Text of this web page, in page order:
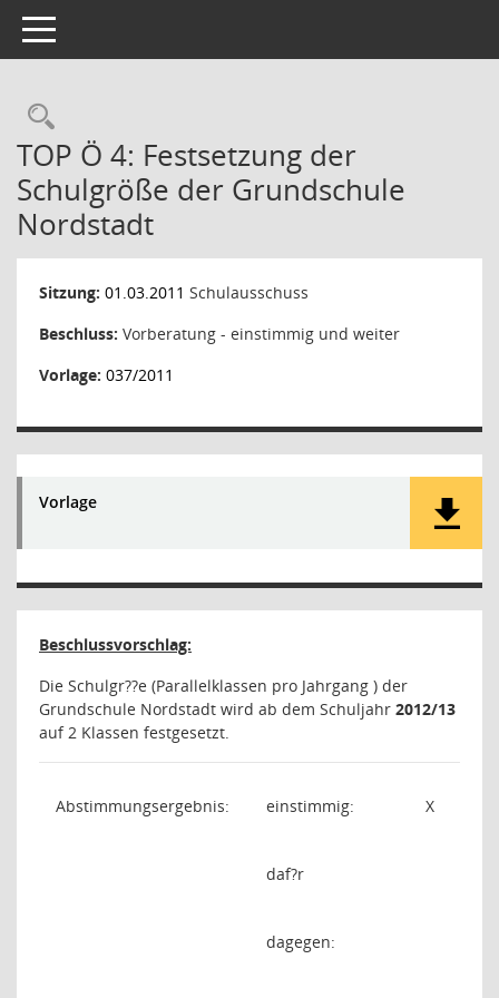
Toggle navigation
Rechercheauswahl
TOP Ö 4: Festsetzung der
Schulgröße der Grundschule
Nordstadt
Sitzung: 01.03.2011 Schulausschuss
Beschluss: Vorberatung - einstimmig und weiter
Vorlage: 037/2011
Vorlage
Beschlussvorschlag:
Die Schulgr??e (Parallelklassen pro Jahrgang ) der
Grundschule Nordstadt wird ab dem Schuljahr 2012/13
auf 2 Klassen festgesetzt.
Abstimmungsergebnis: einstimmig: X
daf?r
dagegen: